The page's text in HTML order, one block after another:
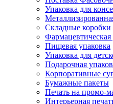
Упаковка для
Складные коробки
Фармацевтическая
Пищевая упаковка
Упаковка для
Подарочная
Корпоративные
Бумажные пакеты
Печать на промо-
Интерьерная